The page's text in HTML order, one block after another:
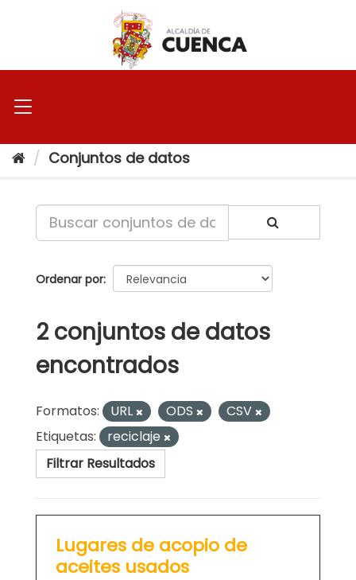
Conjuntos de datos
Ordenar por
2 conjuntos de datos
encontrados
Formatos: URL ODS
CSV
Etiquetas:
reciclaje
Filtrar Resultados
Lugares de acopio de
aceites usados